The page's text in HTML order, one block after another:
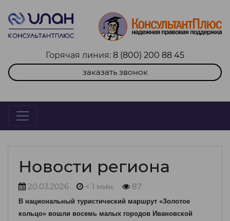
Горячая линия: 8 (800) 200 88 45
заказать звонок
Новости региона
20.03.2026 < 1 мин. 87
В национальный туристический маршрут «Золотое
кольцо» вошли восемь малых городов Ивановской